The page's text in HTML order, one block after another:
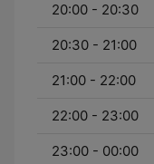
20:00 - 20:30
20:30 - 21:00
21:00 - 22:00
22:00 - 23:00
23:00 - 00:00